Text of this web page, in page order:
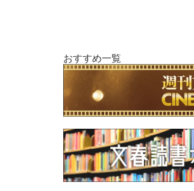
おすすめ一覧